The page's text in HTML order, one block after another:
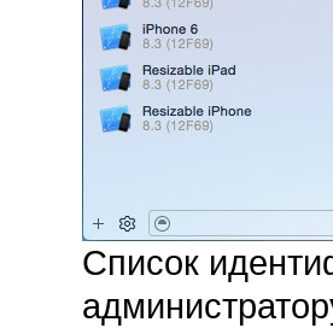
Список